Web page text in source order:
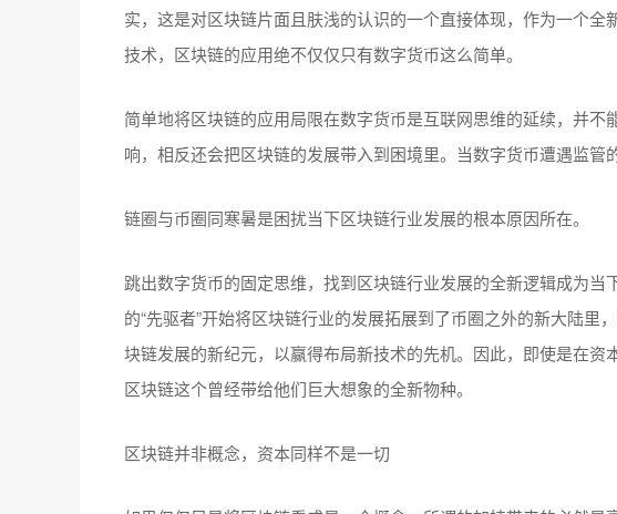
实，这是对区块链片面且肤浅的认识的一个直接体现，作为一个
技术，区块链的应用绝不仅仅只有数字货币这么简单。
简单地将区块链的应用局限在数字货币是互联网思维的延续，并
响，相反还会把区块链的发展带入到困境里。当数字货币遭遇监管
链圈与币圈同寒暑是困扰当下区块链行业发展的根本原因所在。
跳出数字货币的固定思维，找到区块链行业发展的全新逻辑成为
的“先驱者”开始将区块链行业的发展拓展到了币圈之外的新大陆里
块链发展的新纪元，以赢得布局新技术的先机。因此，即使是在
区块链这个曾经带给他们巨大想象的全新物种。
区块链并非概念，资本同样不是一切